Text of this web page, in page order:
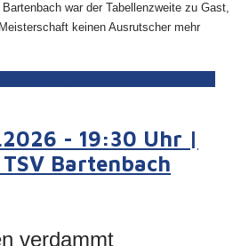
war der Tabellenzweite zu Gast,
keinen Ausrutscher mehr
- 19:30 Uhr |
Bartenbach
verdammt